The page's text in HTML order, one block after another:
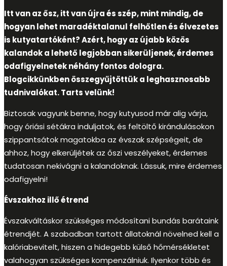
Itt van az ősz, itt van újra és szép, mint mindig, de
hogyan lehet maradéktalanul felhőtlen és élvezetes
is kutyatartóként? Azért, hogy az újabb közös
kalandok a lehető legjobban sikerüljenek, érdemes
odafigyelnetek néhány fontos dologra.
Blogcikkünkben összegyűjtöttük a leghasznosabb
tudnivalókat. Tarts velünk!
Biztosak vagyunk benne, hogy kutyusod már alig várja,
hogy óriási sétákra induljatok, és feltöltő kirándulásokon
szippantsátok magatokba az évszak szépségeit, de
ahhoz, hogy elkerüljétek az őszi veszélyeket, érdemes
tudatosan nekivágni a kalandoknak. Lássuk, mire érdemes
odafigyelni!
Évszakhoz illő étrend
Évszakváltáskor szükséges módosítani bundás barátaink
étrendjét. A szabadban tartott állatoknál növelned kell a
kalóriabevitelt, hiszen a hidegebb külső hőmérsékletet
valahogyan szükséges kompenzálniuk. Ilyenkor több és